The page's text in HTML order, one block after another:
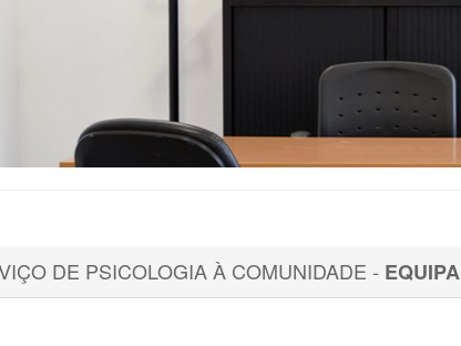
DE PSICOLOGIA À COMUNIDADE - EQUIPA